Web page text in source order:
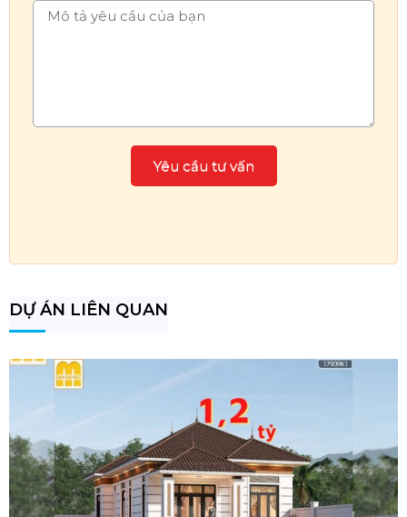
DỰ ÁN LIÊN QUAN